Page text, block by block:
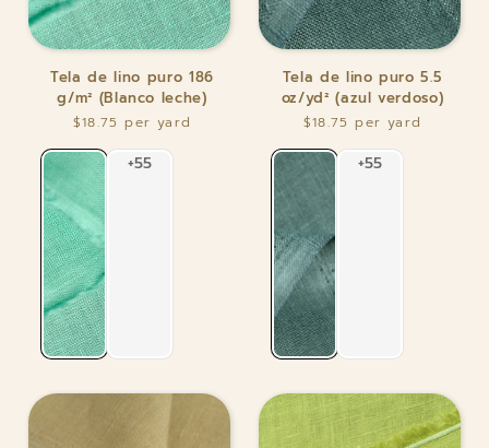
Tela
de
lino
186
g/m²
(Blanco
leche)
Tela de lino puro 186
g/m² (Blanco leche)
$18.75
Tela
de
lino
5.5
oz/yd²
(azul
verdoso)
Tela de lino puro 5.5
oz/yd² (azul verdoso)
$18.75